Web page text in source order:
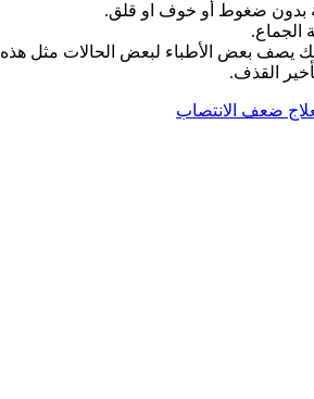
بدون ضغوط أو خوف او قلق.
الجماع.
يصف بعض الأطباء لبعض الحالات مثل
القذف.
ضعف الانتصاب